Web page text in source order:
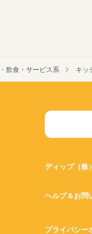
飲食・サービス系 キッ
ディップ（株）
ヘルプ＆お問
プライバシー